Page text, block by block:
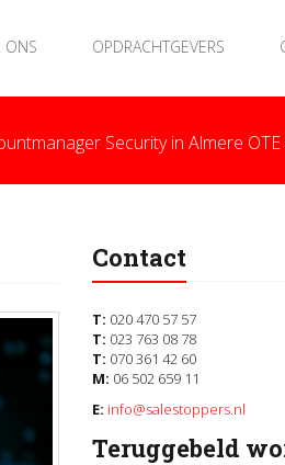
ONS OPDRACHTGEVERS
Security in Almere
Contact
T: 020 470 57 57
T: 023 763 08 78
T: 070 361 42 60
M: 06 502 659 11
E: info@salestoppers.nl
Teruggebeld